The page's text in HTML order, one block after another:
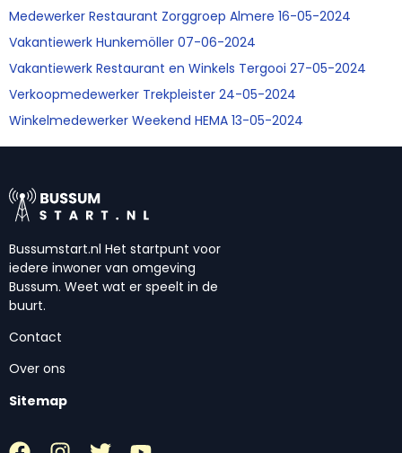
Medewerker Restaurant Zorggroep Almere 16-05-2024
Vakantiewerk Hunkemöller 07-06-2024
Vakantiewerk Restaurant en Winkels Tergooi 27-05-2024
Verkoopmedewerker Trekpleister 24-05-2024
Winkelmedewerker Weekend HEMA 13-05-2024
Bussumstart.nl Het startpunt voor
iedere inwoner van omgeving
Bussum. Weet wat er speelt in de
buurt.
Contact
Over ons
Sitemap